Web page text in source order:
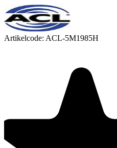
Artikelcode: ACL-5M1985H